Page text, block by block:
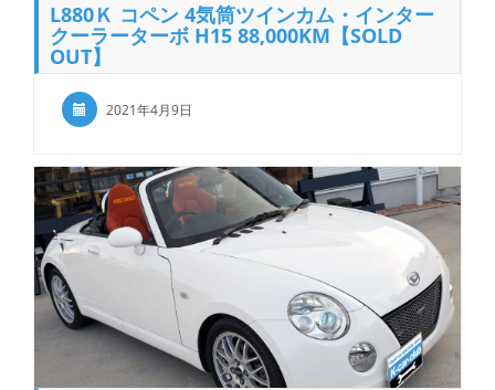
L880Ｋ コペン 4気筒ツインカム・インター
クーラーターボ H15 88,000KM【SOLD
OUT】
2021年4月9日